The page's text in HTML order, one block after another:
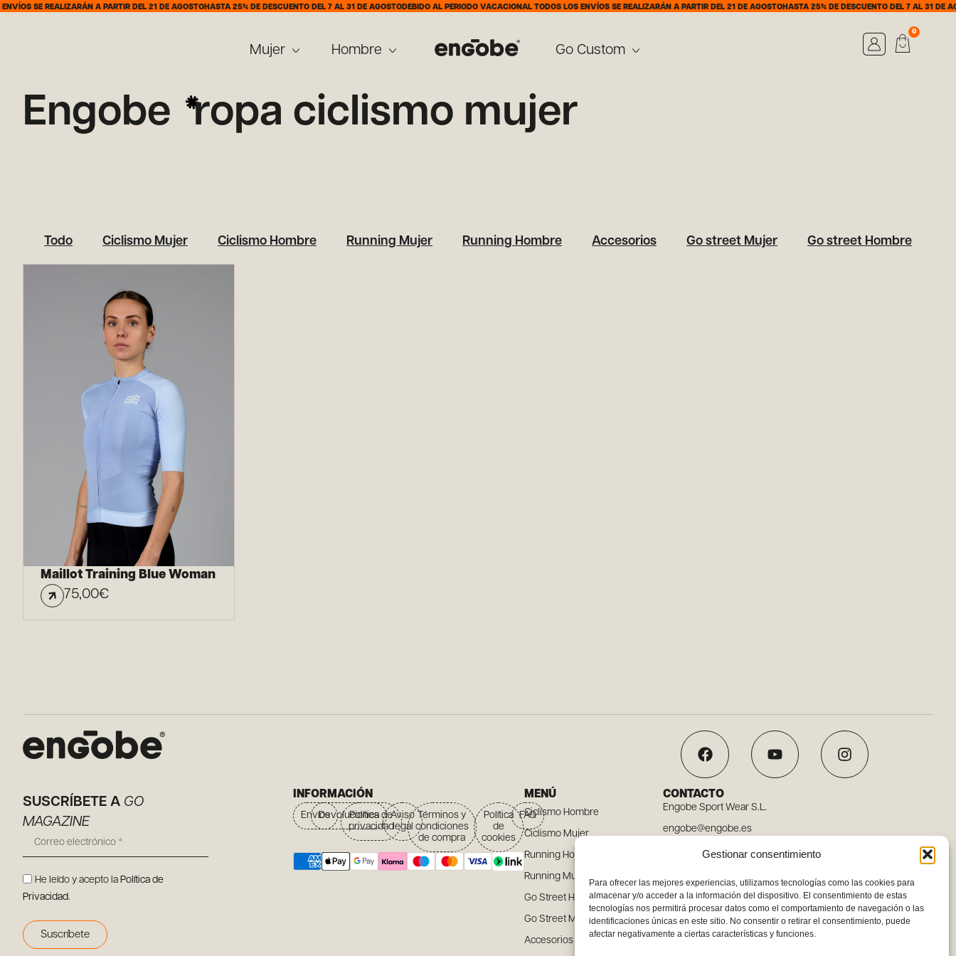
Gestionar consentimiento
Para ofrecer las mejores experiencias, utilizamos tecnologías como las cookies para
almacenar y/o acceder a la información del dispositivo. El consentimiento de estas
tecnologías nos permitirá procesar datos como el comportamiento de navegación o las
identificaciones únicas en este sitio. No consentir o retirar el consentimiento, puede
afectar negativamente a ciertas características y funciones.
SE REALIZARÁN A PARTIR DEL 21 DE AGOSTOHASTA 25% DE DESCUENTO DEL 7 AL 31 DE AGOSTODEBIDO AL PERIODO VACACIONAL TODOS LOS ENVÍOS SE REALIZARÁN A PARTIR DEL 21 DE AGOSTOHASTA 25% DE DESCUENTO DEL 7 AL 31 DE
Mujer Hombre Go Custom
0
Engobe ropa ciclismo mujer
Todo Ciclismo Mujer Ciclismo Hombre Running Mujer Running Hombre Accesorios Go street Mujer Go street Hombre
Maillot Training Blue Woman
75,00€
SUSCRÍBETE A GO
MAGAZINE
He leído y acepto la Política de
Privacidad.
Suscríbete
INFORMACIÓN
EnvíosDevoluciones
Política de
privacidad
Aviso
legal
Términos y
condiciones
de compra
Política
de
cookies
FAQ
MENÚ
Ciclismo Hombre
Ciclismo Mujer
Running Hombre
Running Mujer
Go Street Hombre
Go Street Mujer
Accesorios
CONTACTO
Engobe Sport Wear S.L.
engobe@engobe.es
Tel. 96 110 78 03